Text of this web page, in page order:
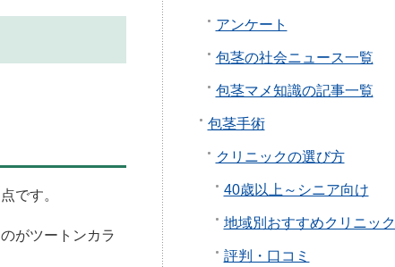
です。
がツートンカラ
アンケート
包茎の社会ニュース一覧
包茎マメ知識の記事一覧
包茎手術
クリニックの選び方
40歳以上～シニア向け
地域別おすすめクリニック
評判・口コミ